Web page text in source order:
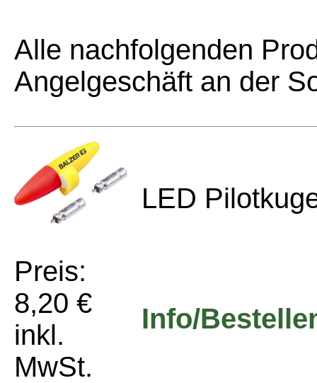
Alle nachfolgenden
Angelgeschäft an der
LED
Preis:
8,20 €
inkl.
MwSt.
Info/